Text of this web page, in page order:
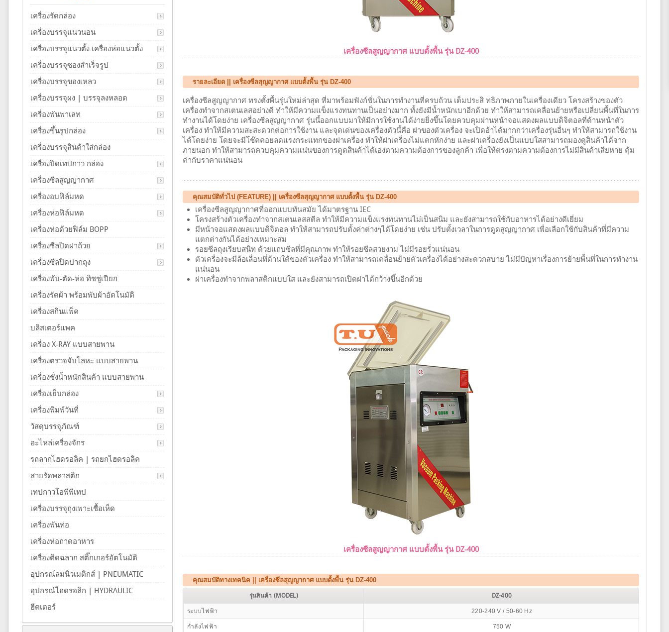
เครื่องซีลสูญญากาศ แบบตั้งพื้น รุ่น DZ-400
รายละเอียด || เครื่องซีลสุญญากาศ แบบตั้งพื้น รุ่น DZ-400
เครื่องซีลสูญญากาศ ทรงตั้งพื้นรุ่นใหม่ล่าสุด ที่มาพร้อมฟังก์ชั่นในการทำงานที่ครบถ้วน เต็มประสิ ทธิภาพภายในเครื่องเดียว โครงสร้างของตัว
เครื่องทำจากสเตนเลสอย่างดี ทำให้มีความแข็งแรงทนทานเป็นอย่างมาก ทั้งยังมีน้ำหนักเบาอีกด้วย ทำให้สามารถเคลื่อนย้ายหรือเปลี่ยนพื้นที่ในการ
ทำงานได้โดยง่าย เครื่องซีลสูญญากาศ รุ่นนี้ออกแบบมาให้มีการใช้งานได้ง่ายยิ่งขึ้นโดยควบคุมผ่านหน้าจอแสดงผลแบบดิจิตอลที่ด้านหน้าตัว
เครื่อง ทำให้มีความสะสะดวกต่อการใช้งาน และจุดเด่นของเครื่องตัวนี้คือ ฝาของตัวเครื่อง จะเปิดอ้าได้มากกว่าเครื่องรุ่นอื่นๆ ทำให้สามารถใช้งาน
ได้โดยง่าย โดยจะมีโช๊คคอยลดแรงกระแทกของฝาเครื่อง ทำให้ฝาเครื่องไม่แตกหักง่าย และฝาเครื่องยังเป็นแบบใสสามารถมองดูสินค้าได้จาก
ภายนอก ทำให้สามารถควบคุมความแน่นของการดูดสินค้าได้เองตามความต้องการของลูกค้า เพื่อให้ตรงตามความต้องการไม่มีสินค้าเสียหาย คุ้ม
ค่ากับราคาแน่นอน
คุณสมบัติทั่วไป (FEATURE) || เครื่องซีลสุญญากาศ แบบตั้งพื้น รุ่น DZ-400
เครื่องซีลสูญญากาศที่ออกแบบทันสมัย ได้มาตรฐาน IEC
โครงสร้างตัวเครื่องทำจากสเตนเลสสตีล ทำให้มีความแข็งแรงทนทานไม่เป็นสนิม และยังสามารถใช้กับอาหารได้อย่างดีเยี่ยม
มีหน้าจอแสดงผลแบบดิจิตอล ทำให้สามารถปรับตั้งค่าต่างๆได้โดยง่าย เช่น ปรับตั้งเวลาในการดูดสูญญากาศ เพื่อเลือกใช้กับสินค้าที่มีความ
แตกต่างกันได้อย่างเหมาะสม
รอยซีลถุงเรียบสนิท ด้วยแถบซีลที่มีคุณภาพ ทำให้รอยซีลสวยงาม ไม่มีรอยรั่วแน่นอน
ตัวเครื่องจะมีล้อเลื่อนที่ด้านใต้ของตัวเครื่อง ทำให้สามารถเคลื่อนย้ายตัวเครื่องได้อย่างสะดวกสบาย ไม่มีปัญหาเรื่องการย้ายพื้นที่ในการทำงาน
แน่นอน
ฝาเครื่องทำจากพลาสติกแบบใส และยังสามารถเปิดฝาได้กว้างขึ้นอีกด้วย
เครื่องซีลสูญญากาศ แบบตั้งพื้น รุ่น DZ-400
คุณสมบัติทางเทคนิค || เครื่องซีลสุญญากาศ แบบตั้งพื้น รุ่น DZ-400
รุ่นสินค้า (MODEL) DZ-400
ระบบไฟฟ้า 220-240 V / 50-60 Hz
กำลังไฟฟ้า 750 W
เครื่องรัดกล่อง
เครื่องบรรจุแนวนอน
เครื่องบรรจุแนวตั้ง เครื่องห่อแนวตั้ง
เครื่องบรรจุซองสำเร็จรูป
เครื่องบรรจุของเหลว
เครื่องบรรจุผง | บรรจุลงหลอด
เครื่องพันพาเลท
เครื่องขึ้นรูปกล่อง
เครื่องบรรจุสินค้าใส่กล่อง
เครื่องปิดเทปกาว กล่อง
เครื่องซีลสูญญากาศ
เครื่องอบฟิล์มหด
เครื่องห่อฟิล์มหด
เครื่องห่อด้วยฟิล์ม BOPP
เครื่องซีลปิดฝาถ้วย
เครื่องซีลปิดปากถุง
เครื่องพับ-ตัด-ห่อ ทิชชู่เปียก
เครื่องรัดผ้า พร้อมพับผ้าอัตโนมัติ
เครื่องสกินแพ็ค
บลิสเตอร์แพค
เครื่อง X-RAY แบบสายพาน
เครื่องตรวจจับโลหะ แบบสายพาน
เครื่องชั่งน้ำหนักสินค้า แบบสายพาน
เครื่องเย็บกล่อง
เครื่องพิมพ์วันที่
วัสดุบรรจุภัณฑ์
อะไหล่เครื่องจักร
รถลากไฮดรอลิค | รถยกไฮดรอลิค
สายรัดพลาสติก
เทปกาวโอพีพีเทป
เครื่องบรรจุถุงเพาะเชื้อเห็ด
เครื่องพันท่อ
เครื่องห่อถาดอาหาร
เครื่องติดฉลาก สติ๊กเกอร์อัตโนมัติ
อุปกรณ์ลมนิวเมติกส์ | PNEUMATIC
อุปกรณ์ไฮดรอลิก | HYDRAULIC
ฮีตเตอร์